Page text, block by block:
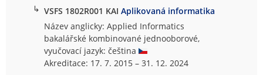
↳ VSFS 1802R001 KAIAplikovaná informatika
Název anglicky: Applied Informatics
bakalářské kombinované jednooborové,
vyučovací jazyk: čeština
Akreditace: 17. 7. 2015 – 31. 12. 2024